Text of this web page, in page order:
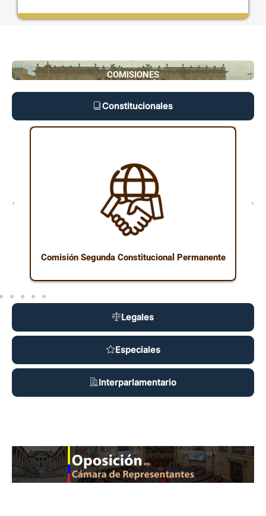
COMISIONES
Constitucionales
Legales
Especiales
Interparlamentario
Comisión Segunda Constitucional Permanente